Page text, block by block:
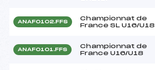
ANAF0102.FFS
Championnat de
France SL U16/U18
ANAF0101.FFS
Championnat de
France U16/U18